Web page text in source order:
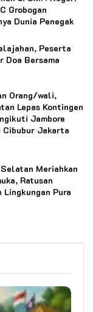
Grobogan
Dunia Penegak
Peserta
Doa Bersama
Orang/wali,
Lepas Kontingen
Jambore
Cibubur Jakarta
Selatan Meriahkan
Ratusan
Pura